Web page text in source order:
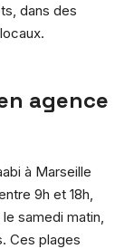
dans des
agence
à Marseille
9h et 18h,
samedi matin,
Ces plages